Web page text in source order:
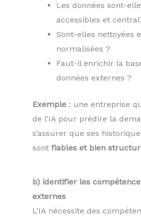
Les données sont-
accessibles et
Sont-elles nettoyées
normalisées ?
Faut-il enrichir la
données externes ?
Exemple : une entreprise
de l’IA pour prédire la
s’assurer que ses
sont fiables et bien
b) identifier les
externes
L’IA nécessite des